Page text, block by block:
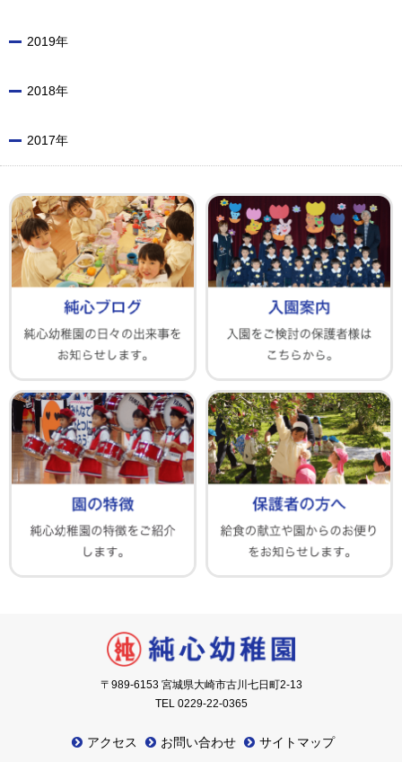
2019年
2018年
2017年
〒989-6153 宮城県大崎市古川七日町2-13
TEL 0229-22-0365
アクセス お問い合わせ サイトマップ